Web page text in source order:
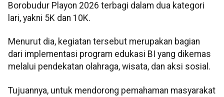
Borobudur Playon 2026 terbagi dalam dua kategori
lari, yakni 5K dan 10K.
Menurut dia, kegiatan tersebut merupakan bagian
dari implementasi program edukasi BI yang dikemas
melalui pendekatan olahraga, wisata, dan aksi sosial.
Tujuannya, untuk mendorong pemahaman masyarakat